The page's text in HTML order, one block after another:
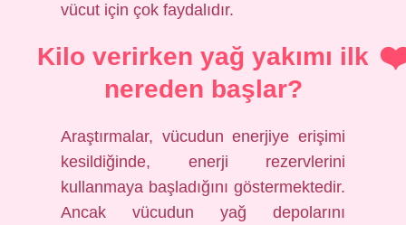
vücut için çok faydalıdır.
Kilo verirken yağ yakımı ilk
nereden başlar?
Araştırmalar, vücudun enerjiye erişimi
kesildiğinde, enerji rezervlerini
kullanmaya başladığını göstermektedir.
Ancak vücudun yağ depolarını